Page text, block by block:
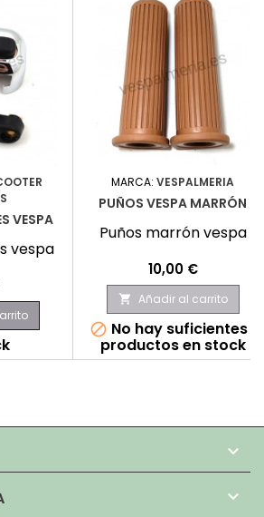
VESPA
vespa
MARCA: VESPALMERIA
PUÑOS VESPA MARRÓN
Puños marrón vespa
Precio
10,00 €
 Añadir al carrito
 No hay suficientes
productos en stock

